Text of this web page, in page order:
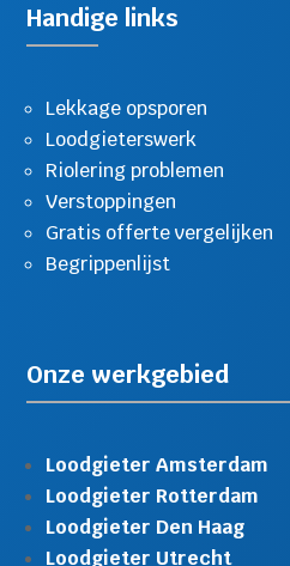
Handige links
Lekkage opsporen
Loodgieterswerk
Riolering problemen
Verstoppingen
Gratis offerte vergelijken
Begrippenlijst
Onze werkgebied
Loodgieter Amsterdam
Loodgieter Rotterdam
Loodgieter Den Haag
Loodgieter Utrecht